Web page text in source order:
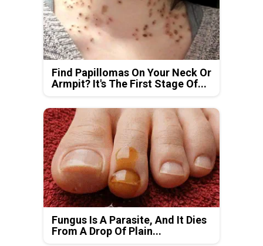
Find Papillomas On Your Neck Or
Armpit? It's The First Stage Of...
Fungus Is A Parasite, And It Dies
From A Drop Of Plain...